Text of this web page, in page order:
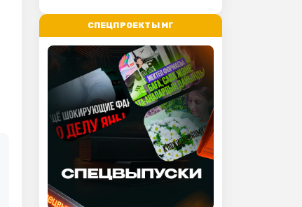
СПЕЦПРОЕКТЫ МГ